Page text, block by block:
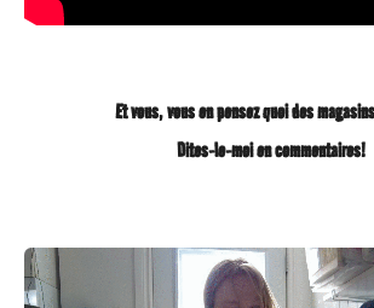
Et vous, vous en pensez quoi des
Dites-le-moi en commentaires!